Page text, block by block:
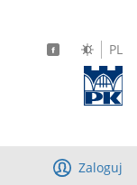
PL
Zaloguj